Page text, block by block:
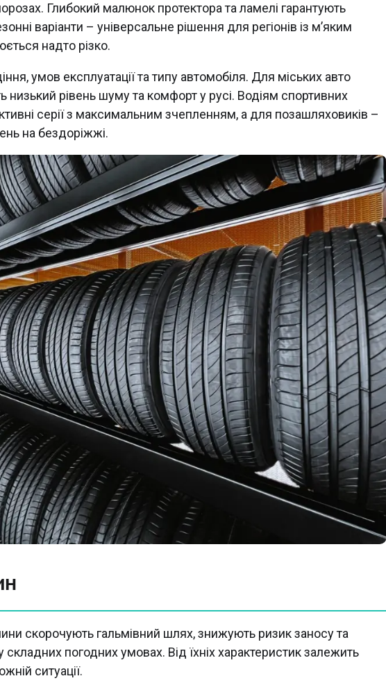
Глибокий малюнок протектора та ламелі гарантують
варіанти – універсальне рішення для регіонів із м’яким
надто різко.
умов експлуатації та типу автомобіля. Для міських авто
низький рівень шуму та комфорт у русі. Водіям спортивних
серії з максимальним зчепленням, а для позашляховиків –
на бездоріжжі.
скорочують гальмівний шлях, знижують ризик заносу та
складних погодних умовах. Від їхніх характеристик залежить
ситуації.